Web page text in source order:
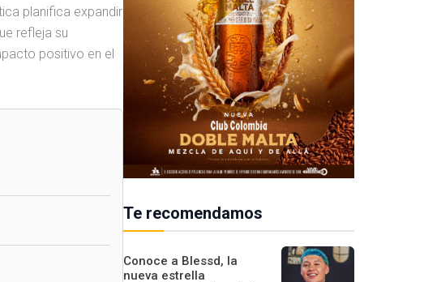
planifica expandir
refleja su
positivo en el
Te recomendamos
Conoce a Blessd, la
nueva estrella